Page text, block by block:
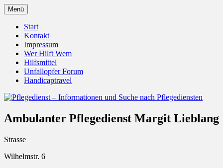
Zum
Inhalt
springen
Pflegedienst – Informationen
und Suche nach Pflegediensten
Unfallopfer – Hilfswerk
Menü
Start
Kontakt
Impressum
Wer Hilft Wem
Hilfsmittel
Unfallopfer Forum
Handicaptravel
Ambulanter Pflegedienst Margit Lieblang
Strasse
Wilhelmstr. 6